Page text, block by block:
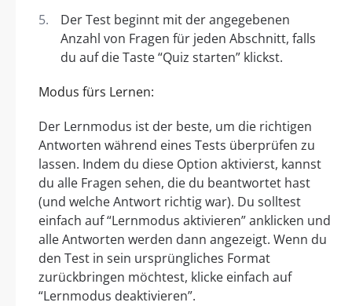
Der Test beginnt mit der angegebenen
Anzahl von Fragen für jeden Abschnitt, falls
du auf die Taste “Quiz starten” klickst.
Modus fürs Lernen:
Der Lernmodus ist der beste, um die richtigen
Antworten während eines Tests überprüfen zu
lassen. Indem du diese Option aktivierst, kannst
du alle Fragen sehen, die du beantwortet hast
(und welche Antwort richtig war). Du solltest
einfach auf “Lernmodus aktivieren” anklicken und
alle Antworten werden dann angezeigt. Wenn du
den Test in sein ursprüngliches Format
zurückbringen möchtest, klicke einfach auf
“Lernmodus deaktivieren”.